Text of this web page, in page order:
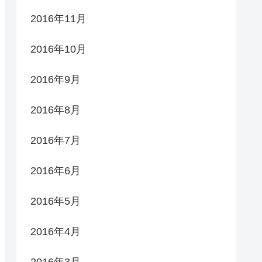
2016年11月
2016年10月
2016年9月
2016年8月
2016年7月
2016年6月
2016年5月
2016年4月